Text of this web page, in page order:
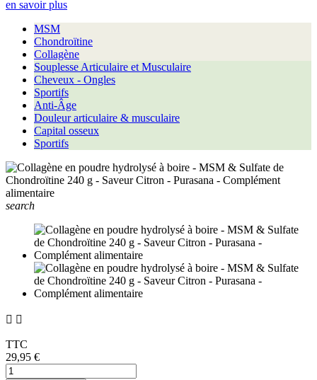
en savoir plus
MSM
Chondroïtine
Collagène
Souplesse Articulaire et Musculaire
Cheveux - Ongles
Sportifs
Anti-Âge
Douleur articulaire & musculaire
Capital osseux
Sportifs
search
 
TTC
29,95 €